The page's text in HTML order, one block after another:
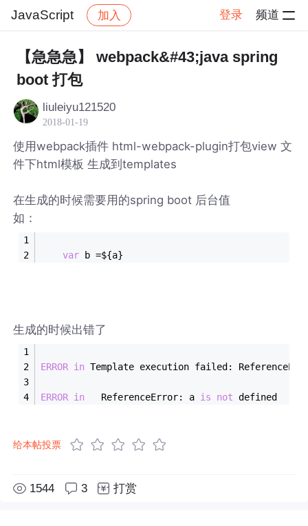
JavaScript 加入 登录 频道
社区 JavaScript 帖子详情
【急急急】 webpack&#43;java spring
boot 打包
liuleiyu121520
2018-01-19
使用webpack插件 html-webpack-plugin打包view 文
件下html模板 生成到templates
在生成的时候需要用的spring boot 后台值
如：
var b =${a}
生成的时候出错了
ERROR in Template execution failed:
ERROR in
   ReferenceError: a
is not defined
给本帖投票
1544 3 打赏